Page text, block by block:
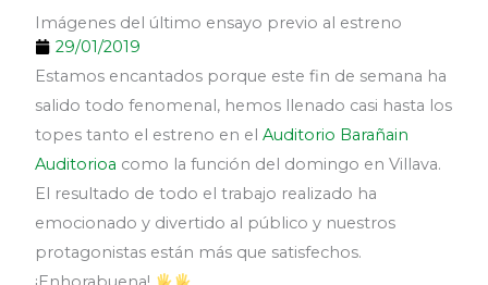
Imágenes del último ensayo previo al estreno
29/01/2019
Estamos encantados porque este fin de semana ha
salido todo fenomenal, hemos llenado casi hasta los
topes tanto el estreno en elAuditorio Barañain
Auditorioa como la función del domingo en Villava.
El resultado de todo el trabajo realizado ha
emocionado y divertido al público y nuestros
protagonistas están más que satisfechos.